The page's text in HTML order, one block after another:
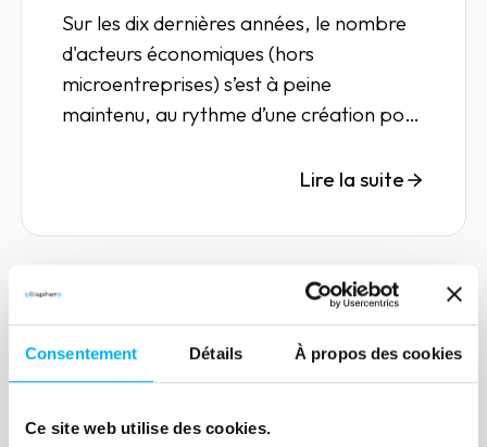
Consentement Détails À propos des cookies
Ce site web utilise des cookies.
Sur les dix dernières années, le nombre
d'acteurs économiques (hors
microentreprises) s’est à peine
maintenu, au rythme d’une création pour
Lire la suite
Article
After the crisis, how can credit
04 janvier 2021 Risk management